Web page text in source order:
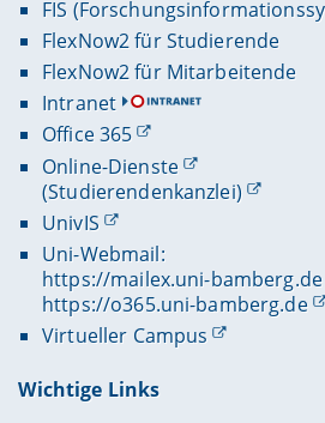
FIS
FlexNow2 für Studierende
FlexNow2 für Mitarbeitende
Intranet
Office 365
Online-Dienste
(Studierendenkanzlei)
UnivIS
Uni-Webmail:
https://mailex.uni-bamberg.de
https://o365.uni-bamberg.de
Virtueller Campus
Wichtige Links